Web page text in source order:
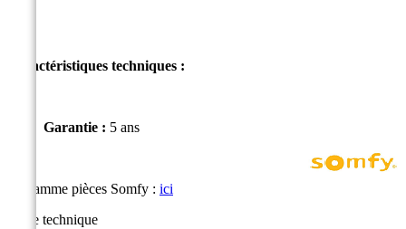
Caractéristiques techniques :
Garantie : 5 ans
La gamme pièces Somfy : ici
Fiche technique